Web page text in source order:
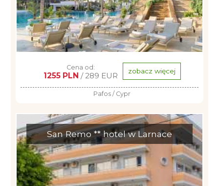
Cena od:
1255 PLN / 289 EUR zobacz więcej
Pafos / Cypr
San Remo ** hotel w Larnace